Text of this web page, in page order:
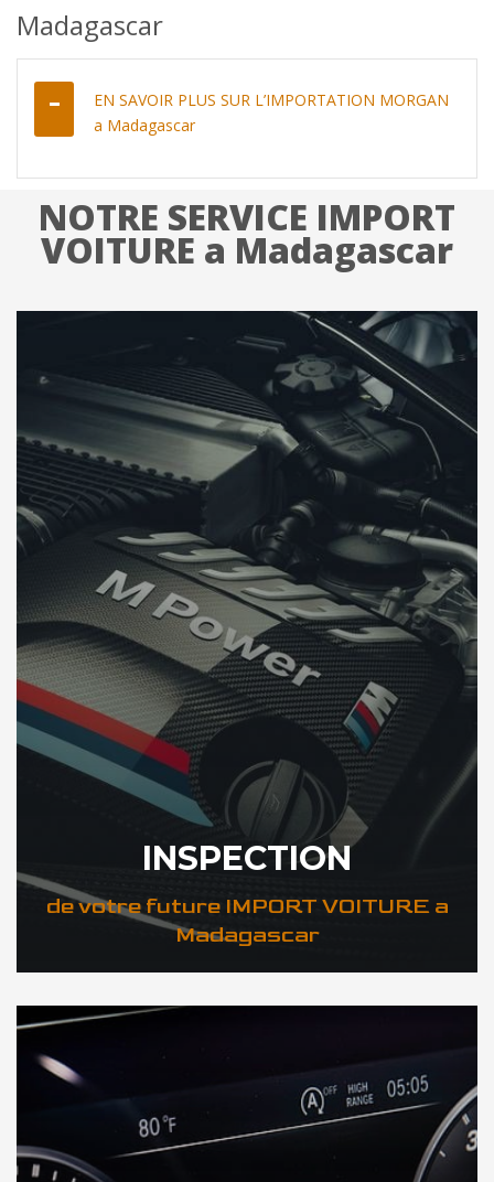
Madagascar
EN SAVOIR PLUS SUR L’IMPORTATION MORGAN
a Madagascar
NOTRE SERVICE IMPORT
VOITURE a Madagascar
INSPECTION
de votre future IMPORT VOITURE a
Madagascar
DÉCOUVREZ VOTRE INSPECTION AUTO a Madagascar